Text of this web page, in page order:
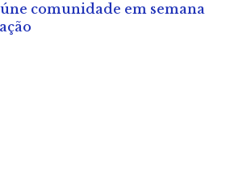
comunidade em semana